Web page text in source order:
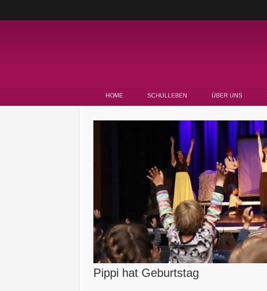
HOME SCHULLEBEN ÜBER UNS
Pippi hat Geburtstag